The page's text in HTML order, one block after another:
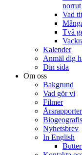
norrut
Vad
Två
Kalender
Anmäl dig
Din sida
Om oss
Bakgrund
Vad gör vi
Filmer
Årsrapporter
Nyhetsbrev
In English